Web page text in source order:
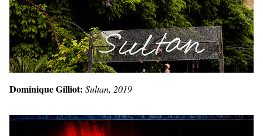
Dominique Gilliot: Sultan, 2019